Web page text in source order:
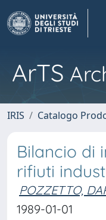
ArTS
IRIS Catalogo
Bilancio di
rifiuti
POZZETTO,
1989-01-01